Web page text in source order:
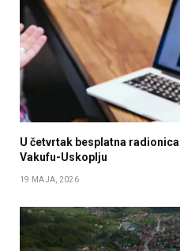
U četvrtak besplatna
Vakufu-Uskoplju
19 MAJA, 2026